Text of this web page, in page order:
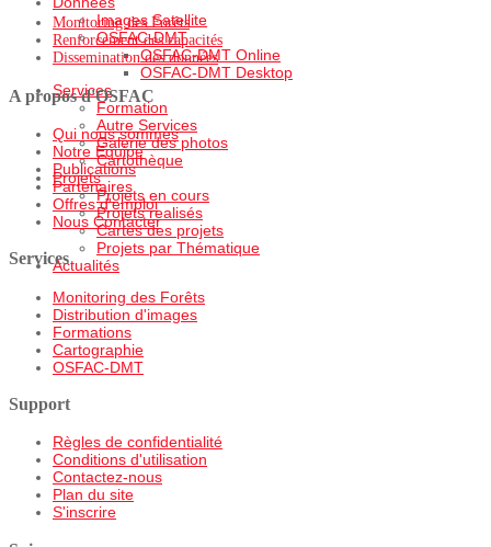
Images Satellite
OSFAC-DMT
OSFAC-DMT Online
OSFAC-DMT Desktop
Services
Formation
Autre Services
Galerie des photos
Cartothèque
Projets
Projets en cours
Projets realisés
Cartes des projets
Projets par Thématique
Actualités
Monitoring des Forêts
Renforcement des capacités
Dissemination des données
A propos d'OSFAC
Qui nous sommes
Notre Equipe
Publications
Partenaires
Offres d'emploi
Nous Contacter
Services
Monitoring des Forêts
Distribution d'images
Formations
Cartographie
OSFAC-DMT
Support
Règles de confidentialité
Conditions d'utilisation
Contactez-nous
Plan du site
S'inscrire